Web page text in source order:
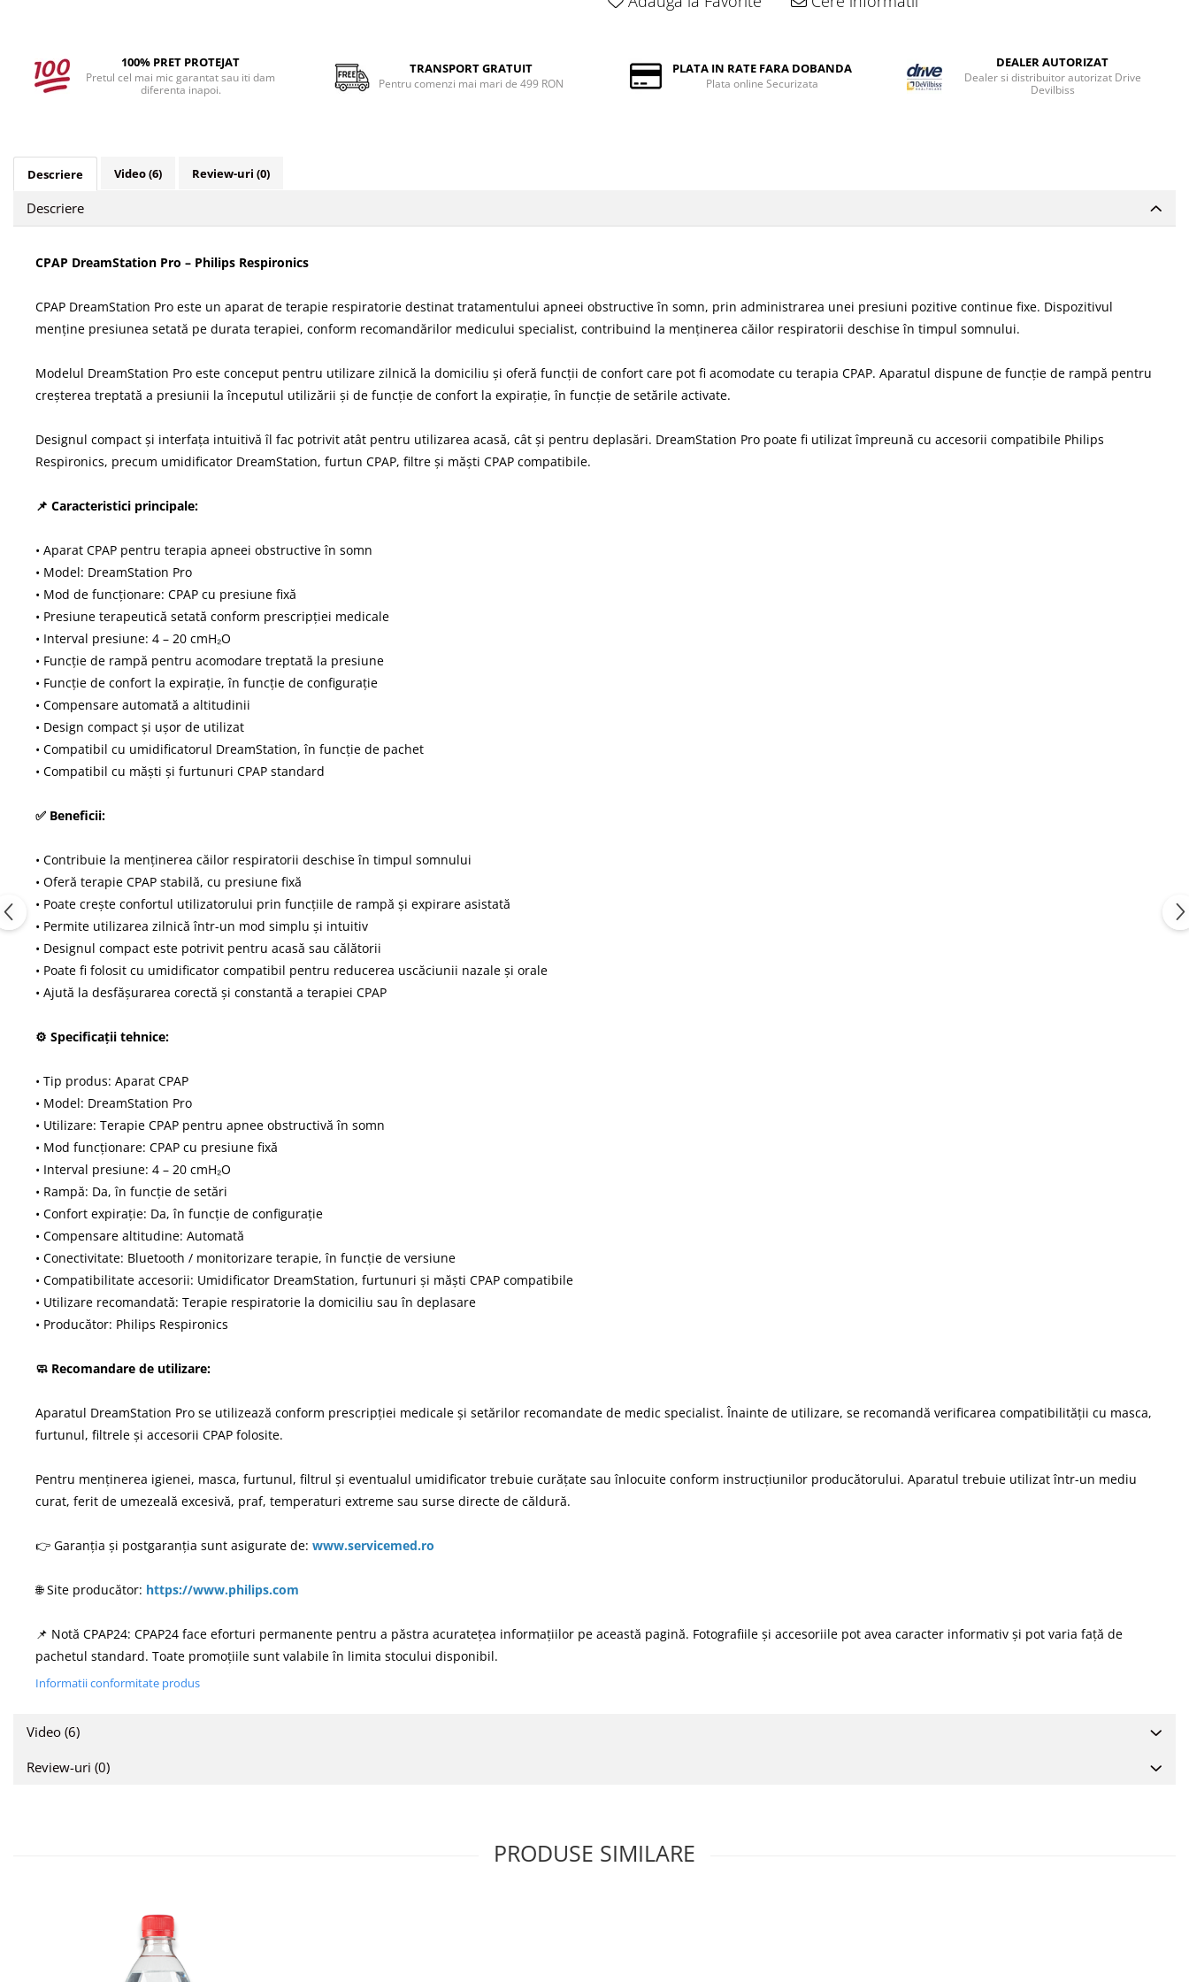
100% PRET PROTEJAT
Pretul cel mai mic garantat sau iti dam
diferenta inapoi.
TRANSPORT GRATUIT
Pentru comenzi mai mari de 499 RON
PLATA IN RATE FARA DOBANDA
Plata online Securizata
DEALER AUTORIZAT
Dealer si distribuitor autorizat Drive
Devilbiss
Descriere Video(6) Review-uri (0)
Descriere
CPAP DreamStation Pro – Philips Respironics
CPAP DreamStation Pro este un aparat de terapie respiratorie destinat tratamentului apneei obstructive în somn, prin administrarea unei presiuni pozitive continue fixe. Dispozitivul
menține presiunea setată pe durata terapiei, conform recomandărilor medicului specialist, contribuind la menținerea căilor respiratorii deschise în timpul somnului.
Modelul DreamStation Pro este conceput pentru utilizare zilnică la domiciliu și oferă funcții de confort care pot fi acomodate cu terapia CPAP. Aparatul dispune de funcție de rampă pentru
creșterea treptată a presiunii la începutul utilizării și de funcție de confort la expirație, în funcție de setările activate.
Designul compact și interfața intuitivă îl fac potrivit atât pentru utilizarea acasă, cât și pentru deplasări. DreamStation Pro poate fi utilizat împreună cu accesorii compatibile Philips
Respironics, precum umidificator DreamStation, furtun CPAP, filtre și măști CPAP compatibile.
📌 Caracteristici principale:
• Aparat CPAP pentru terapia apneei obstructive în somn
• Model: DreamStation Pro
• Mod de funcționare: CPAP cu presiune fixă
• Presiune terapeutică setată conform prescripției medicale
• Interval presiune: 4 – 20 cmH₂O
• Funcție de rampă pentru acomodare treptată la presiune
• Funcție de confort la expirație, în funcție de configurație
• Compensare automată a altitudinii
• Design compact și ușor de utilizat
• Compatibil cu umidificatorul DreamStation, în funcție de pachet
• Compatibil cu măști și furtunuri CPAP standard
✅ Beneficii:
• Contribuie la menținerea căilor respiratorii deschise în timpul somnului
• Oferă terapie CPAP stabilă, cu presiune fixă
• Poate crește confortul utilizatorului prin funcțiile de rampă și expirare asistată
• Permite utilizarea zilnică într-un mod simplu și intuitiv
• Designul compact este potrivit pentru acasă sau călătorii
• Poate fi folosit cu umidificator compatibil pentru reducerea uscăciunii nazale și orale
• Ajută la desfășurarea corectă și constantă a terapiei CPAP
⚙️ Specificații tehnice:
• Tip produs: Aparat CPAP
• Model: DreamStation Pro
• Utilizare: Terapie CPAP pentru apnee obstructivă în somn
• Mod funcționare: CPAP cu presiune fixă
• Interval presiune: 4 – 20 cmH₂O
• Rampă: Da, în funcție de setări
• Confort expirație: Da, în funcție de configurație
• Compensare altitudine: Automată
• Conectivitate: Bluetooth / monitorizare terapie, în funcție de versiune
• Compatibilitate accesorii: Umidificator DreamStation, furtunuri și măști CPAP compatibile
• Utilizare recomandată: Terapie respiratorie la domiciliu sau în deplasare
• Producător: Philips Respironics
🧼 Recomandare de utilizare:
Aparatul DreamStation Pro se utilizează conform prescripției medicale și setărilor recomandate de medic specialist. Înainte de utilizare, se recomandă verificarea compatibilității cu masca,
furtunul, filtrele și accesorii CPAP folosite.
Pentru menținerea igienei, masca, furtunul, filtrul și eventualul umidificator trebuie curățate sau înlocuite conform instrucțiunilor producătorului. Aparatul trebuie utilizat într-un mediu
curat, ferit de umezeală excesivă, praf, temperaturi extreme sau surse directe de căldură.
👉 Garanția și postgaranția sunt asigurate de: www.servicemed.ro
🌐 Site producător: https://www.philips.com
📌 Notă CPAP24: CPAP24 face eforturi permanente pentru a păstra acuratețea informațiilor pe această pagină. Fotografiile și accesoriile pot avea caracter informativ și pot varia față de
pachetul standard. Toate promoțiile sunt valabile în limita stocului disponibil.
Informatii conformitate produs
Video (6)
Review-uri (0)
PRODUSE SIMILARE